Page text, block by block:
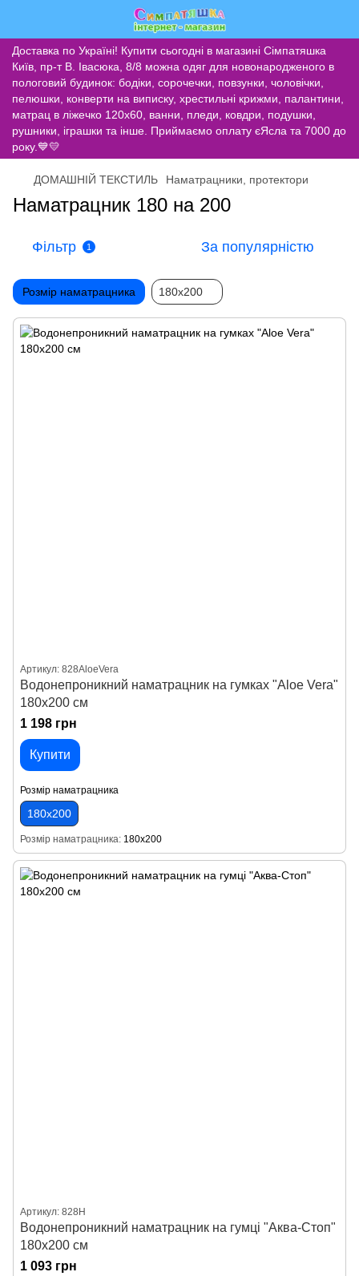
Доставка по Україні! Купити сьогодні в магазині Сімпатяшка
Київ, пр-т В. Івасюка, 8/8 можна одяг для новонародженого в
пологовий будинок: бодіки, сорочечки, повзунки, чоловічки,
пелюшки, конверти на виписку, хрестильні крижми, палантини,
матрац в ліжечко 120х60, ванни, пледи, ковдри, подушки,
рушники, іграшки та інше. Приймаємо оплату єЯсла та 7000 до
року.💙💛
ДОМАШНІЙ ТЕКСТИЛЬ Наматрацники, протектори
Наматрацник 180 на 200
Фільтр 1 За популярністю
Розмір наматрацника 180х200
Артикул: 828AloeVera
Водонепроникний наматрацник на гумках "Aloe Vera"
180х200 см
1 198 грн
Купити
Розмір наматрацника
180х200
Розмір наматрацника 180х200
Артикул: 828Н
Водонепроникний наматрацник на гумці "Аква-Стоп"
180х200 см
1 093 грн